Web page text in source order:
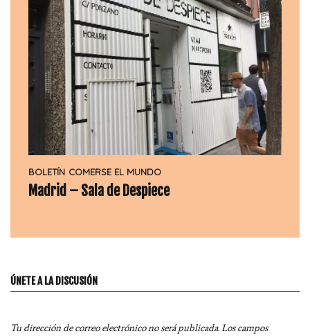
BOLETÍN COMERSE EL MUNDO
Madrid – Sala de Despiece
ÚNETE A LA DISCUSIÓN
Tu dirección de correo electrónico no será publicada.Los campos